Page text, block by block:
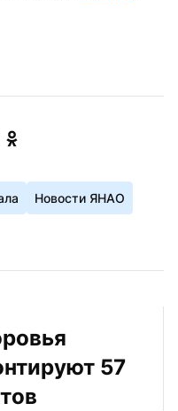
Новости ЯНАО
57